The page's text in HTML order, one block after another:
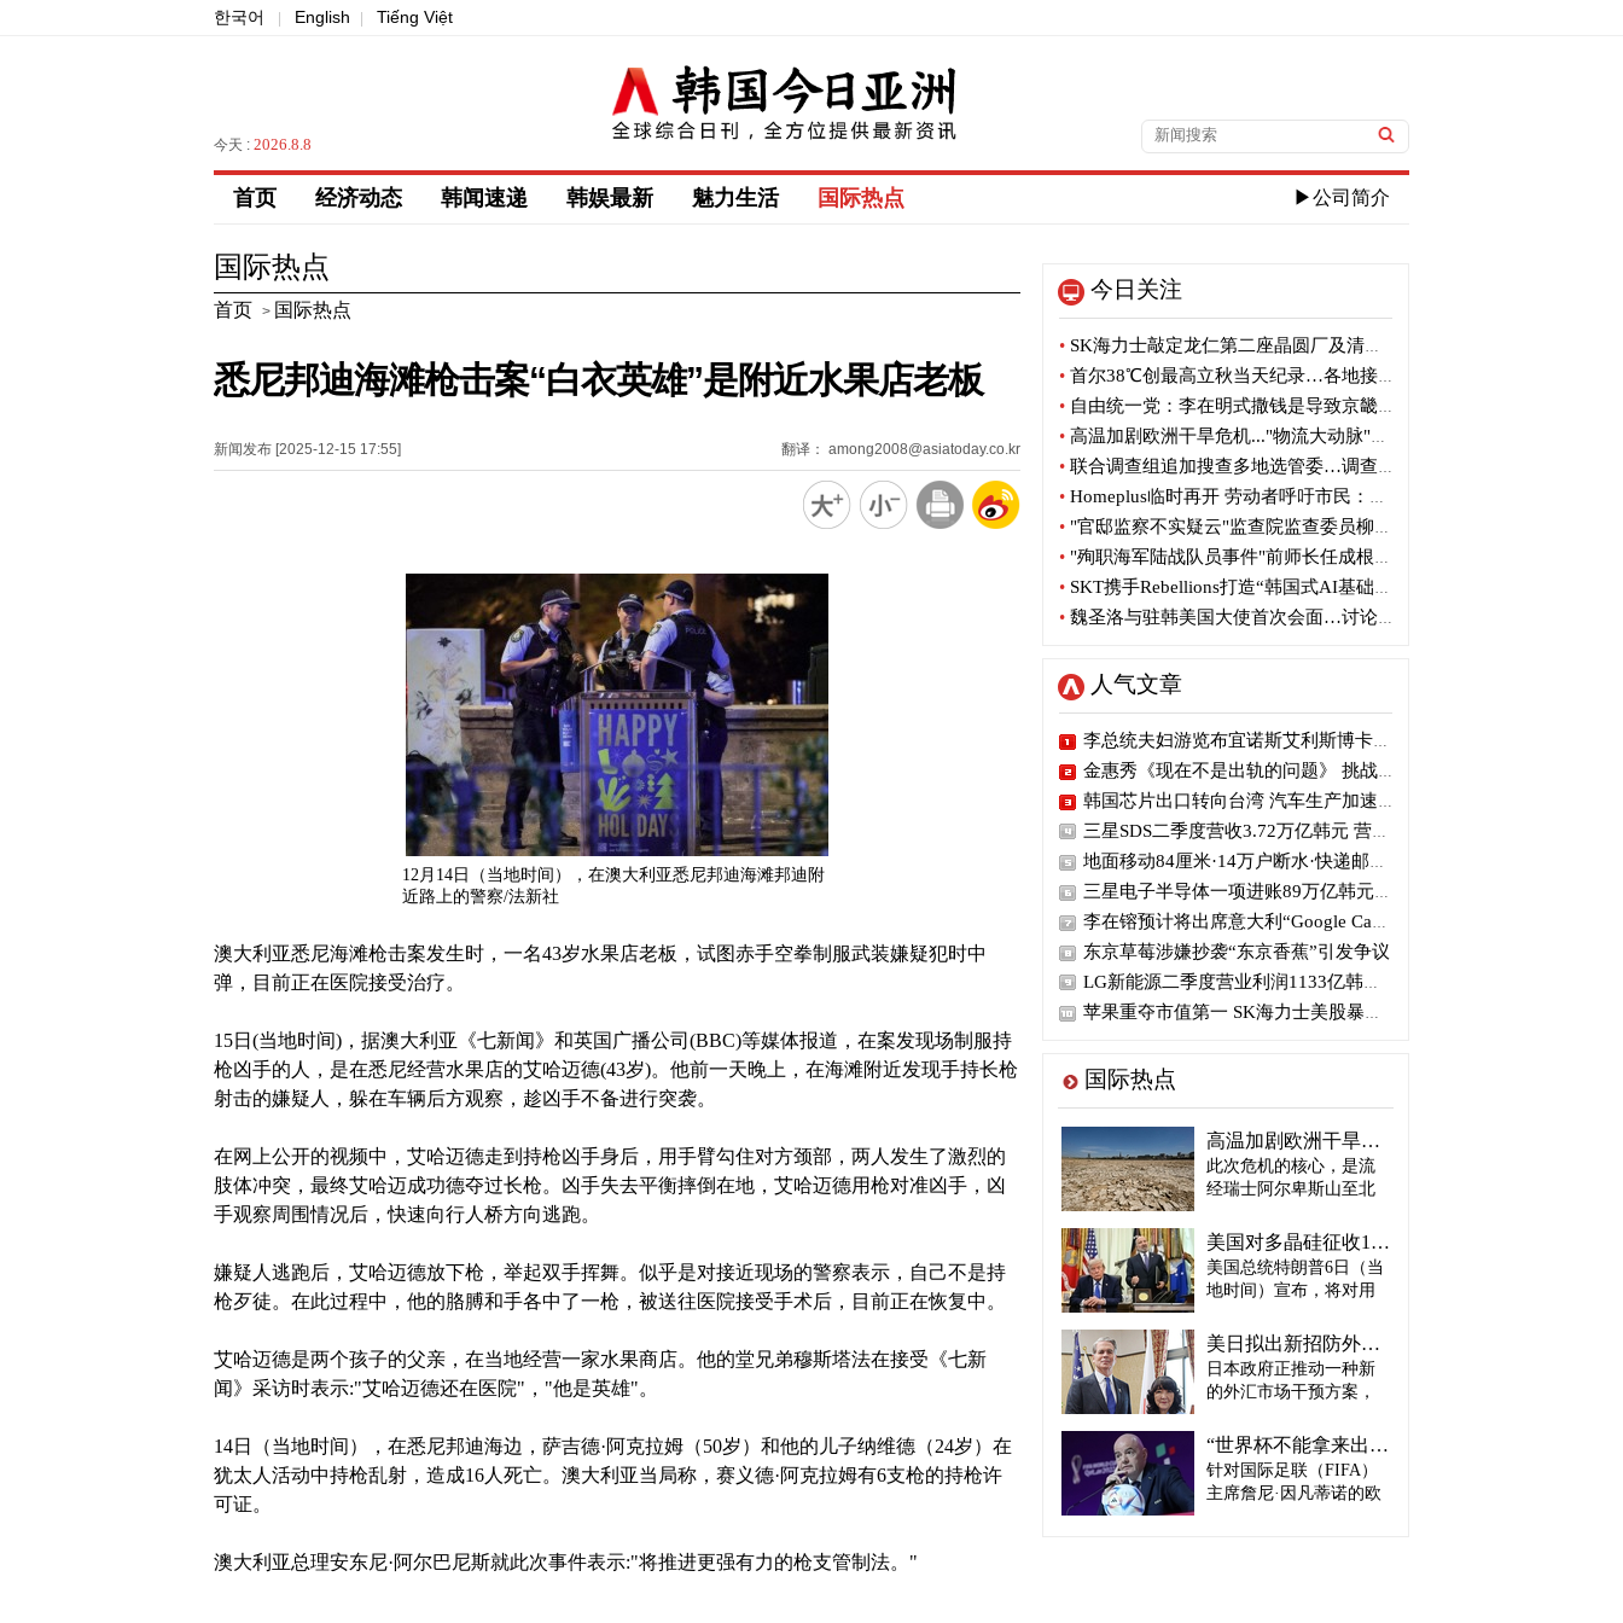
한국어 English Tiếng Việt
今天 : 2026.8.8
首页 经济动态 韩闻速递 韩娱最新 魅力生活 国际热点 ▶公司简介
国际热点
首页 > 国际热点
悉尼邦迪海滩枪击案“白衣英雄”是附近水果店老板
新闻发布 [2025-12-15 17:55] 翻译： among2008@asiatoday.co.kr
12月14日（当地时间），在澳大利亚悉尼邦迪海滩邦迪附
近路上的警察/法新社
澳大利亚悉尼海滩枪击案发生时，一名43岁水果店老板，试图赤手空拳制服武装嫌疑犯时中
弹，目前正在医院接受治疗。
15日(当地时间)，据澳大利亚《七新闻》和英国广播公司(BBC)等媒体报道，在案发现场制服持
枪凶手的人，是在悉尼经营水果店的艾哈迈德(43岁)。他前一天晚上，在海滩附近发现手持长枪
射击的嫌疑人，躲在车辆后方观察，趁凶手不备进行突袭。
在网上公开的视频中，艾哈迈德走到持枪凶手身后，用手臂勾住对方颈部，两人发生了激烈的
肢体冲突，最终艾哈迈成功德夺过长枪。凶手失去平衡摔倒在地，艾哈迈德用枪对准凶手，凶
手观察周围情况后，快速向行人桥方向逃跑。
嫌疑人逃跑后，艾哈迈德放下枪，举起双手挥舞。似乎是对接近现场的警察表示，自己不是持
枪歹徒。在此过程中，他的胳膊和手各中了一枪，被送往医院接受手术后，目前正在恢复中。
艾哈迈德是两个孩子的父亲，在当地经营一家水果商店。他的堂兄弟穆斯塔法在接受《七新
闻》采访时表示:"艾哈迈德还在医院"，"他是英雄"。
14日（当地时间），在悉尼邦迪海边，萨吉德·阿克拉姆（50岁）和他的儿子纳维德（24岁）在
犹太人活动中持枪乱射，造成16人死亡。澳大利亚当局称，赛义德·阿克拉姆有6支枪的持枪许
可证。
澳大利亚总理安东尼·阿尔巴尼斯就此次事件表示:"将推进更强有力的枪支管制法。"
今日关注
• SK海力士敲定龙仁第二座晶圆厂及清州M17投资
• 首尔38℃创最高立秋当天纪录…各地接连刷新高温纪录
• 自由统一党：李在明式撒钱是导致京畿道财政破产的罪魁祸首
• 高温加剧欧洲干旱危机..."物流大动脉"莱茵河水位创历史新低
• 联合调查组追加搜查多地选管委…调查“篡改统计数据”事件
• Homeplus临时再开 劳动者呼吁市民：请多光临
• "官邸监察不实疑云"监查院监查委员柳炳浩被批捕起诉
• "殉职海军陆战队员事件"前师长任成根被判3年
• SKT携手Rebellions打造“韩国式AI基础设施”
• 魏圣洛与驻韩美国大使首次会面…讨论韩美关系
人气文章
李总统夫妇游览布宜诺斯艾利斯博卡区后启程赴德
金惠秀《现在不是出轨的问题》 挑战黑色幽默
韩国芯片出口转向台湾 汽车生产加速本地化美国
三星SDS二季度营收3.72万亿韩元 营业利润2318亿韩元
地面移动84厘米·14万户断水·快递邮政停摆...熊本陷入瘫痪
三星电子半导体一项进账89万亿韩元....刷新最高季度业绩
李在镕预计将出席意大利“Google Camp” 加快AI合作
东京草莓涉嫌抄袭“东京香蕉”引发争议
LG新能源二季度营业利润1133亿韩元 同比下降77%
苹果重夺市值第一 SK海力士美股暴跌...AI与中国扩产加剧芯片变数
国际热点
高温加剧欧洲干旱危机..."物流大动脉"莱茵河水位创历史新低
此次危机的核心，是流
经瑞士阿尔卑斯山至北
——这条支撑欧洲全域
贸易与产业的核心水
路，每年经此运输的船
只与货物达数千艘、数
位已跌至1880年开始官
方观测以来的最低水
平，由此导致供应链受
量。 在莱茵河流经的德
国杜伊斯堡，河流部分
河段水深已浅至约1.2
美国对多晶硅征收15%关税…遏制中国供应链
美国总统特朗普6日（当
地时间）宣布，将对用
板的核心材料多晶硅产
品征收15%关税，并设定
最低价格。 据《华尔街
日报》（WSJ）等媒体报
华盛顿特区白宫签署公
告，对太阳能相关材料
及设备进口产品征收15%
美日拟出新招防外汇干预“弹药耗尽”：不卖美债 借美元买入日元
日本政府正推动一种新
的外汇市场干预方案，
债，而是从美国联邦储
备委员会（Fed·美联储）
借入美元，再买入日
元。此举既可打乱投机
“世界杯不能拿来出售”…欧洲足坛向因凡蒂诺亮剑
针对国际足联（FIFA）
主席詹尼·因凡蒂诺的欧